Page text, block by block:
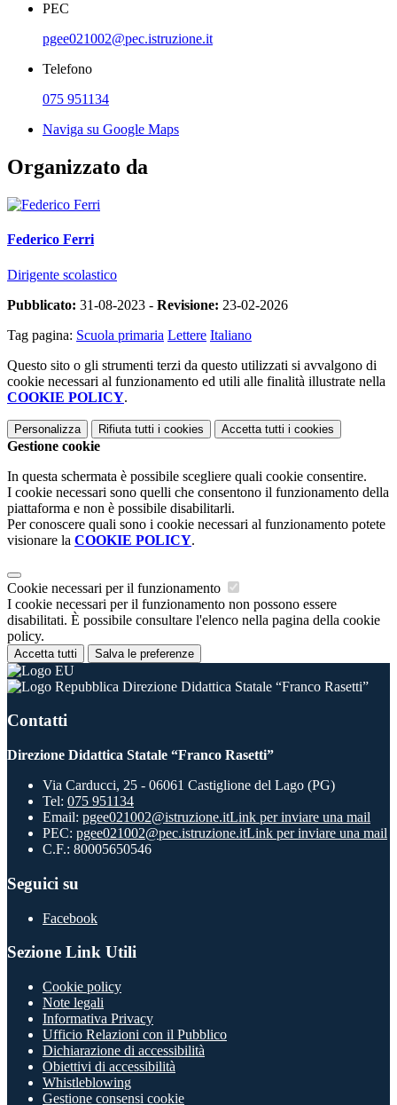
PEC
pgee021002@pec.istruzione.it
Telefono
075 951134
Naviga su Google Maps
Organizzato da
Federico Ferri
Dirigente scolastico
Pubblicato: 31-08-2023 - Revisione: 23-02-2026
Tag pagina: Scuola primaria Lettere Italiano
Questo sito o gli strumenti terzi da questo utilizzati si avvalgono di
cookie necessari al funzionamento ed utili alle finalità illustrate nella
COOKIE POLICY.
Personalizza Rifiuta tutti i cookies Accetta tutti i cookies
Gestione cookie
In questa schermata è possibile scegliere quali cookie consentire.
I cookie necessari sono quelli che consentono il funzionamento della
piattaforma e non è possibile disabilitarli.
Per conoscere quali sono i cookie necessari al funzionamento potete
visionare la COOKIE POLICY.
Cookie necessari per il funzionamento
I cookie necessari per il funzionamento non possono essere
disabilitati. È possibile consultare l'elenco nella pagina della cookie
policy.
Accetta tutti Salva le preferenze
Direzione Didattica Statale “Franco Rasetti”
Contatti
Direzione Didattica Statale “Franco Rasetti”
Via Carducci, 25 - 06061 Castiglione del Lago (PG)
Tel: 075 951134
Email: pgee021002@istruzione.itLink per inviare una mail
PEC: pgee021002@pec.istruzione.itLink per inviare una mail
C.F.: 80005650546
Seguici su
Facebook
Sezione Link Utili
Cookie policy
Note legali
Informativa Privacy
Ufficio Relazioni con il Pubblico
Dichiarazione di accessibilità
Obiettivi di accessibilità
Whistleblowing
Gestione consensi cookie